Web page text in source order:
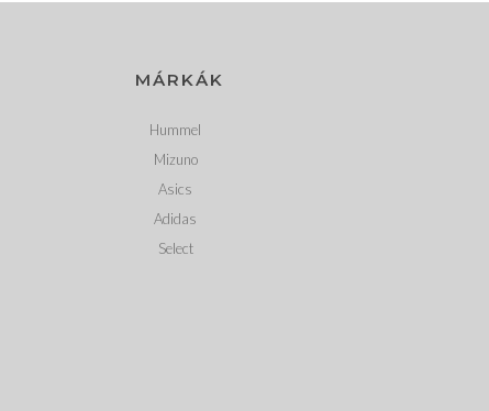
MÁRKÁK
Hummel
Mizuno
Asics
Adidas
Select